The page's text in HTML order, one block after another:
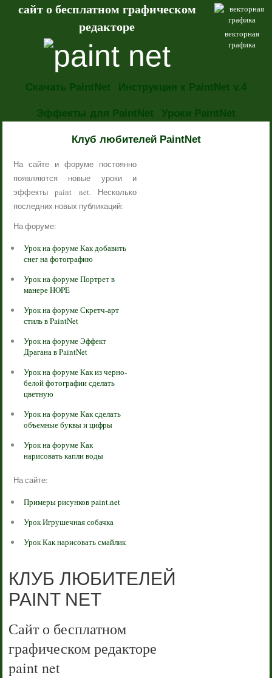
векторная
графика
сайт о бесплатном графическом
редакторе
Скачать PaintNet Инструкция к PaintNet v.4
Эффекты для PaintNet Уроки PaintNet
Клуб любителей PaintNet
На сайте и форуме постоянно
появляются новые уроки и
эффекты paint net. Несколько
последних новых публикаций:
На форуме:
Урок на форуме Как добавить
снег на фотографию
Урок на форуме Портрет в
манере HOPE
Урок на форуме Скретч-арт
стиль в PaintNet
Урок на форуме Эффект
Драгана в PaintNet
Урок на форуме Как из черно-
белой фотографии сделать
цветную
Урок на форуме Как сделать
объемные буквы и цифры
Урок на форуме Как
нарисовать капли воды
На сайте:
Примеры рисунков paint.net
Урок Игрушечная собачка
Урок Как нарисовать смайлик
КЛУБ ЛЮБИТЕЛЕЙ
PAINT NET
Сайт о бесплатном
графическом редакторе
paint net